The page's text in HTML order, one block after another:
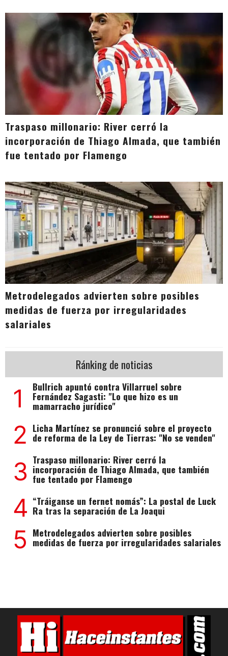
Traspaso millonario: River cerró la
incorporación de Thiago Almada, que también
fue tentado por Flamengo
Metrodelegados advierten sobre posibles
medidas de fuerza por irregularidades
salariales
Ránking de noticias
1 Bullrich apuntó contra Villarruel sobre
Fernández Sagasti: "Lo que hizo es un
mamarracho jurídico"
2 Licha Martínez se pronunció sobre el proyecto
de reforma de la Ley de Tierras: "No se venden"
3 Traspaso millonario: River cerró la
incorporación de Thiago Almada, que también
fue tentado por Flamengo
4 “Tráiganse un fernet nomás”: La postal de Luck
Ra tras la separación de La Joaqui
5 Metrodelegados advierten sobre posibles
medidas de fuerza por irregularidades salariales